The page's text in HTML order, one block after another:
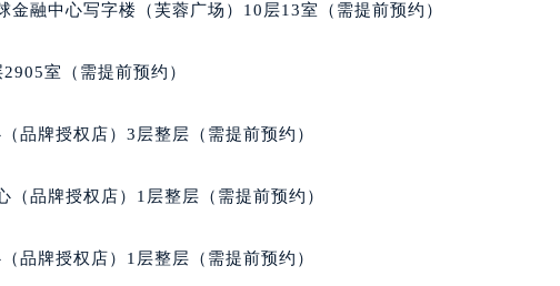
融中心写字楼（芙蓉广场）10层13室（需提前预约）
室（需提前预约）
品牌授权店）3层整层（需提前预约）
品牌授权店）1层整层（需提前预约）
品牌授权店）1层整层（需提前预约）